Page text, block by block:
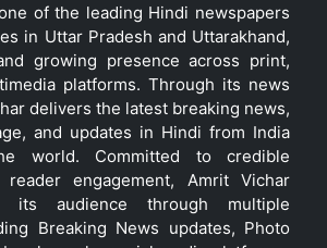
of the leading Hindi newspapers
in Uttar Pradesh and Uttarakhand,
growing presence across print,
platforms. Through its news
delivers the latest breaking news,
and updates in Hindi from India
world. Committed to credible
reader engagement, Amrit Vichar
its audience through multiple
Breaking News updates, Photo